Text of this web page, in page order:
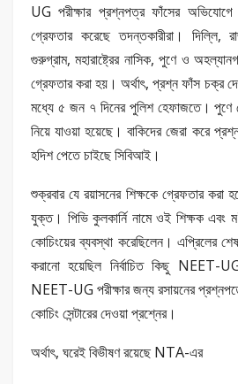
UG পরীক্ষার প্রশ্নপত্র ফাঁসের
গ্রেফতার করেছে তদন্তকারীরা। দিল্লি,
গুরুগ্রাম, মহারাষ্ট্রের নাসিক, পুণে ও
গ্রেফতার করা হয়। অর্থাৎ, প্রশ্ন ফাঁস চক্র
মধ্যে ৫ জন ৭ দিনের পুলিশ হেফাজতে।
নিয়ে যাওয়া হয়েছে। বাকিদের জেরা করে
হদিশ পেতে চাইছে সিবিআই।
শুক্রবার যে রয়াসনের শিক্ষকে গ্রেফতার করা
যুক্ত। পিভি কুলকার্নি নামে ওই শিক্ষক এবং
কোচিংয়ের ব্যবস্থা করেছিলেন। এপ্রিলের
করানো হয়েছিল নির্বাচিত কিছু NEET-
NEET-UG পরীক্ষার জন্য রসায়নের
কোচিং সেন্টারের দেওয়া প্রশ্নের।
অর্থাৎ, ঘরেই বিভীষণ রয়েছে NTA-এর